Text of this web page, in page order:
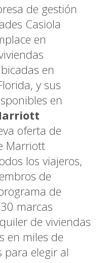
de gestión
Casiola
en
en
y sus
en
oferta de
Marriott
los viajeros,
de
de
marcas
de viviendas
en miles de
para elegir al